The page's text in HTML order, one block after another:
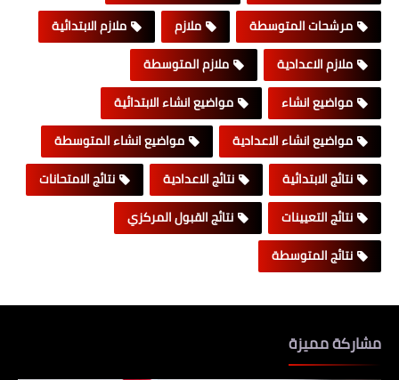
مرشحات المتوسطة
ملازم
ملازم الابتدائية
ملازم الاعدادية
ملازم المتوسطة
مواضيع انشاء
مواضيع انشاء الابتدائية
مواضيع انشاء الاعدادية
مواضيع انشاء المتوسطة
نتائج الابتدائية
نتائج الاعدادية
نتائج الامتحانات
نتائج التعيينات
نتائج القبول المركزي
نتائج المتوسطة
مشاركة مميزة